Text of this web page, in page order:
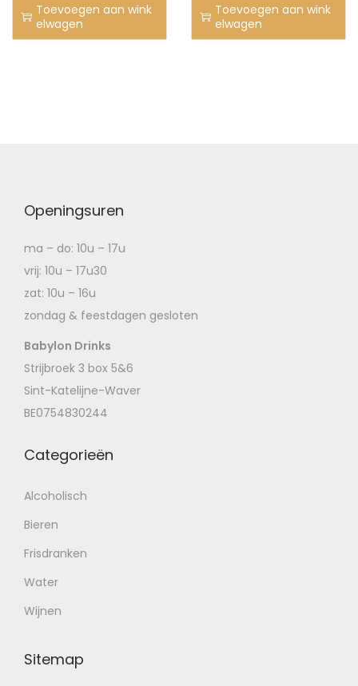
Toevoegen aan wink
elwagen
Toevoegen aan wink
elwagen
Openingsuren
ma – do: 10u – 17u
vrij: 10u – 17u30
zat: 10u – 16u
zondag & feestdagen gesloten
Babylon Drinks
Strijbroek 3 box 5&6
Sint-Katelijne-Waver
BE0754830244
Categorieën
Alcoholisch
Bieren
Frisdranken
Water
Wijnen
Sitemap